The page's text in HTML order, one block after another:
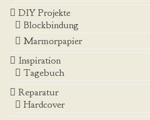
DIY Projekte
Blockbindung
Marmorpapier
Inspiration
Tagebuch
Reparatur
Hardcover